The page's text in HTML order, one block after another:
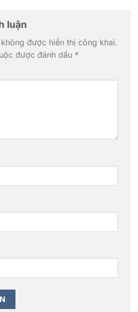
luận
được hiển thị công khai.
được đánh dấu *